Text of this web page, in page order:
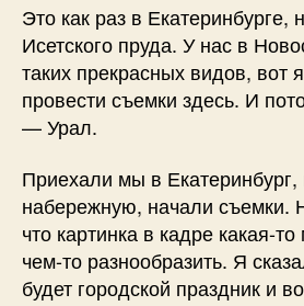
Это как раз в
Исетского пруда. У нас в
таких прекрасных видов, вот
провести съемки здесь. И
— Урал.
Приехали мы в
набережную, начали съемки.
что картинка в кадре какая-
чем-то разнообразить. Я
будет городской праздник и